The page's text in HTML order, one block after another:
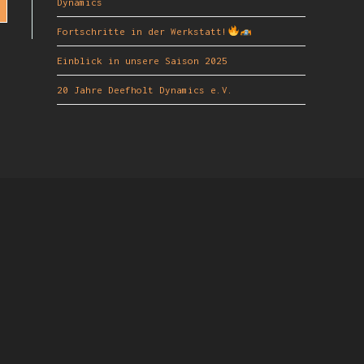
Fortschritte in der Werkstatt!
Einblick in unsere Saison 2025
20 Jahre Deefholt Dynamics e.V.